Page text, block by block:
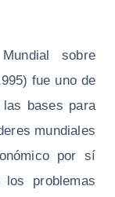
sobre
fue uno de
bases para
mundiales
por sí
problemas